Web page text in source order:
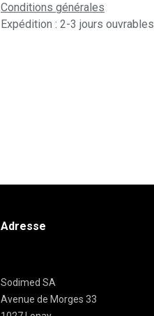
Conditions générales
Expédition : 2-3 jours ouvrables
Adresse
Sodimed SA
Avenue de Morges 33